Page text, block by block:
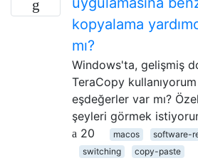
kopyalama
mı?
Windows'ta, gelişmiş
TeraCopy
eşdeğerler var mı?
şeyleri görmek
20
macos software-
switching
copy-paste